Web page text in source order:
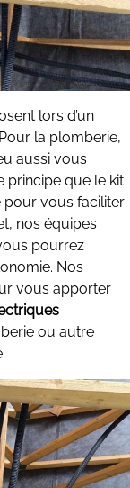
lors d’un
la plomberie,
aussi vous
principe que le kit
pour vous faciliter
nos équipes
pourrez
Nos
vous apporter
ou autre